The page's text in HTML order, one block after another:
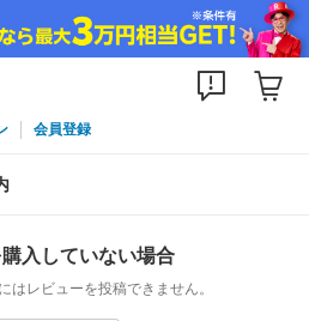
会員登録
入していない場合
はレビューを投稿できません。